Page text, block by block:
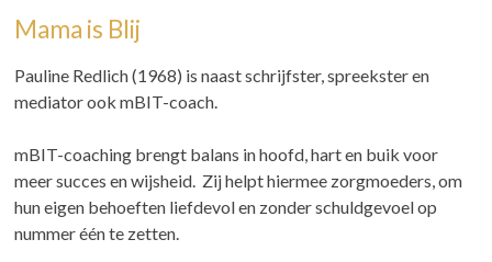
Mama is Blij
Pauline Redlich (1968) is naast schrijfster, spreekster en
mediator ook mBIT-coach.
mBIT-coaching brengt balans in hoofd, hart en buik voor
meer succes en wijsheid. Zij helpt hiermee zorgmoeders, om
hun eigen behoeften liefdevol en zonder schuldgevoel op
nummer één te zetten.